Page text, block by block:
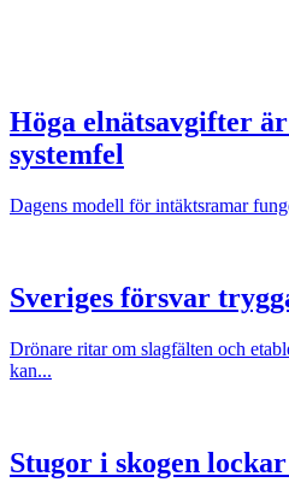
Höga elnätsavgifter
systemfel
Dagens modell för intäktsramar
Sveriges försvar
Drönare ritar om slagfälten och
kan...
Stugor i skogen